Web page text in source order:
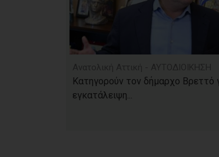
Κατηγορούν τον δήμαρχο Βρεττό
εγκατάλειψη...